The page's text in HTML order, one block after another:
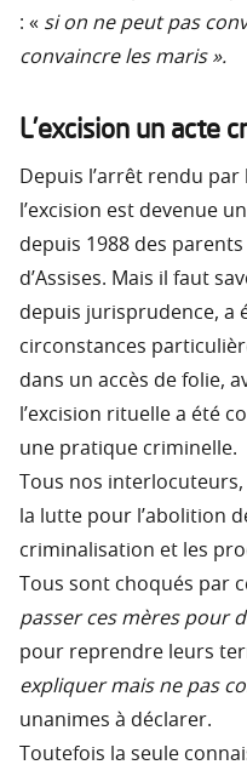
: « si on ne peut pas
convaincre les maris ».
L’excision un acte
Depuis l’arrêt rendu
l’excision est devenue
depuis 1988 des
d’Assises. Mais il faut
depuis jurisprudence, a
circonstances
dans un accès de folie,
l’excision rituelle a été
une pratique criminelle.
Tous nos
la lutte pour l’abolition
criminalisation et les
Tous sont choqués par
passer ces mères pour
pour reprendre leurs
expliquer mais ne pas
unanimes à déclarer.
Toutefois la seule